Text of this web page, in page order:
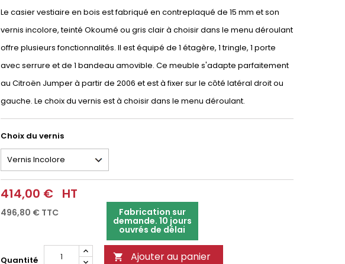
Le casier vestiaire en bois est fabriqué en contreplaqué de 15 mm et son
vernis incolore, teinté Okoumé ou gris clair à choisir dans le menu déroulant
offre plusieurs fonctionnalités. Il est équipé de 1 étagère, 1 tringle, 1 porte
avec serrure et de 1 bandeau amovible. Ce meuble s'adapte parfaitement
au Citroën Jumper à partir de 2006 et est à fixer sur le côté latéral droit ou
gauche. Le choix du vernis est à choisir dans le menu déroulant.
Choix du vernis
414,00 € HT
496,80 € TTC Fabrication sur
demande. 10 jours
ouvrés de délai
Quantité  Ajouter au panier